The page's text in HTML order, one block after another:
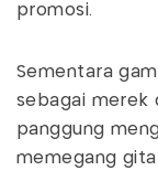
promosi.
Sementara
sebagai merek
panggung
memegang